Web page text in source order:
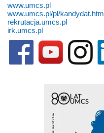
www.umcs.pl
www.umcs.pl/pl/kandydat.htm
rekrutacja.umcs.pl
irk.umcs.pl